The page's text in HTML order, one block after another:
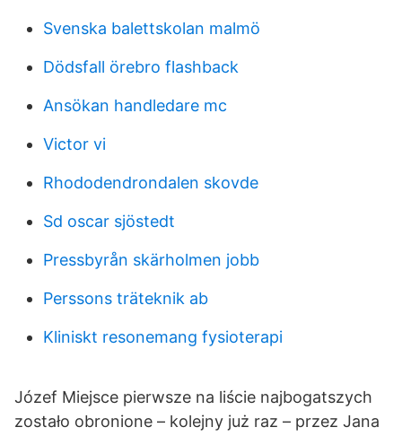
Svenska balettskolan malmö
Dödsfall örebro flashback
Ansökan handledare mc
Victor vi
Rhododendrondalen skovde
Sd oscar sjöstedt
Pressbyrån skärholmen jobb
Perssons träteknik ab
Kliniskt resonemang fysioterapi
Józef Miejsce pierwsze na liście najbogatszych
zostało obronione – kolejny już raz – przez Jana